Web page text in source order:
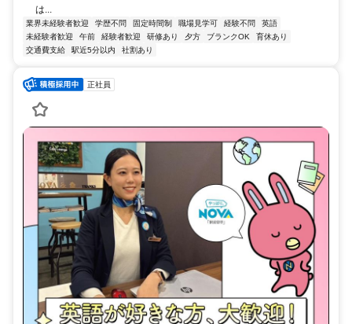
は...
業界未経験者歓迎 学歴不問 固定時間制 職場見学可 経験不問
英語
未経験者歓迎
午前 経験者歓迎 研修あり 夕方 ブランクOK
育休あり
交通費支給
駅近5分以内 社割あり
正社員